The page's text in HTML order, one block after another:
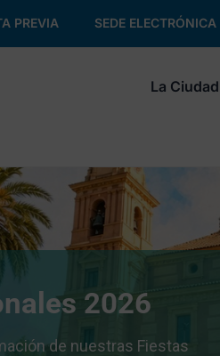
PREVIA SEDE ELECTRÓNICA
La Ciudad
2026
de nuestras Fiestas